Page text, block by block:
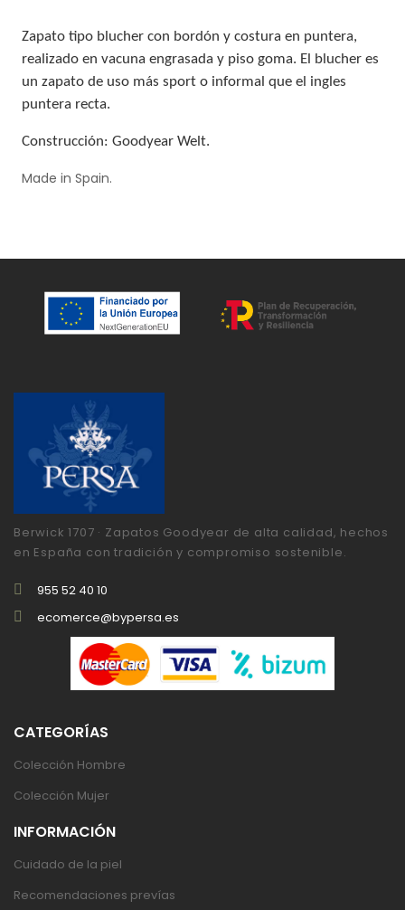
Zapato tipo blucher con bordón y costura en puntera,
realizado en vacuna engrasada y piso goma. El blucher es
un zapato de uso más sport o informal que el ingles
puntera recta.
Construcción: Goodyear Welt.
Made in Spain.
Berwick 1707 · Zapatos Goodyear de alta calidad, hechos
en España con tradición y compromiso sostenible.
955 52 40 10
ecomerce@bypersa.es
CATEGORÍAS
Colección Hombre
Colección Mujer
INFORMACIÓN
Cuidado de la piel
Recomendaciones prevías